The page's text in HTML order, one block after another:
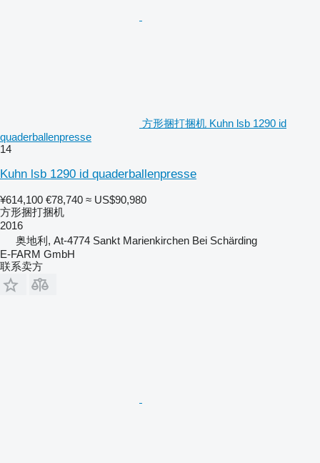
方形捆打捆机 Kuhn lsb 1290 id
quaderballenpresse
14
Kuhn lsb 1290 id quaderballenpresse
¥614,100 €78,740 ≈ US$90,980
方形捆打捆机
2016
奥地利, At-4774 Sankt Marienkirchen Bei Schärding
E-FARM GmbH
联系卖方